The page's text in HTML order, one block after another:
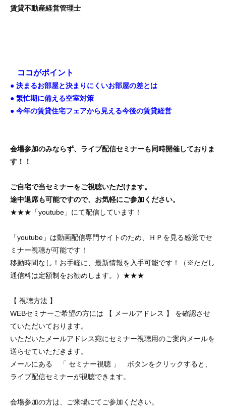
賃貸不動産経営管理士
ココがポイント
● 決まるお部屋と決まりにくいお部屋の差とは
● 繁忙期に備える空室対策
● 今年の賃貸住宅フェアから見える今後の賃貸経営
会場参加のみならず、ライブ配信セミナーも同時開催しておりま
す！！
ご自宅で当セミナーをご視聴いただけます。
途中退席も可能ですので、お気軽にご参加ください。
★★★「youtube」にて配信しています！
「youtube」は動画配信専門サイトのため、ＨＰを見る感覚でセ
ミナー視聴が可能です！
移動時間なし！お手軽に、最新情報を入手可能です！（※ただし
通信料は定額制をお勧めします。）★★★
【 視聴方法 】
WEBセミナーご希望の方には 【 メールアドレス 】 を確認させ
ていただいております。
いただいたメールアドレス宛にセミナー視聴用のご案内メールを
送らせていただきます。
メールにある 「 セミナー視聴 」 ボタンをクリックすると、
ライブ配信セミナーが視聴できます。
会場参加の方は、ご来場にてご参加ください。